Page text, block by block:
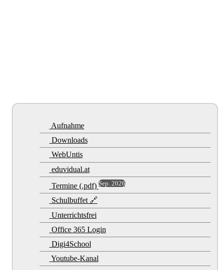
Aufnahme
Downloads
WebUntis
eduvidual.at
Termine (.pdf) Sep. 2026
Schulbuffet 🔗
Unterrichtsfrei
Office 365 Login
Digi4School
Youtube-Kanal